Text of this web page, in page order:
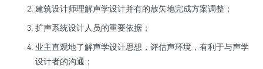
建筑设计师理解声学设计并有的放矢地完成方案调整；
扩声系统设计人员的重要依据；
业主直观地了解声学设计思想，评估声环境，有利于与声学
设计者的沟通；